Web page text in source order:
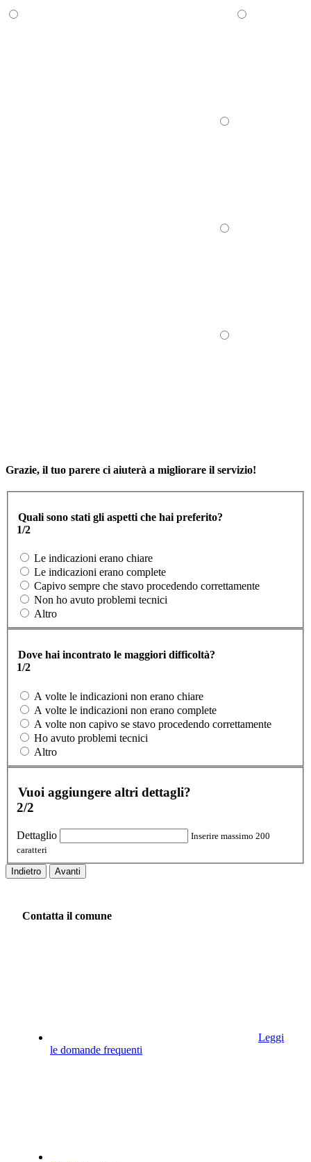
Grazie, il tuo parere ci aiuterà a migliorare il servizio!
Quali sono stati gli aspetti che hai preferito?
1/2
Le indicazioni erano chiare
Le indicazioni erano complete
Capivo sempre che stavo procedendo correttamente
Non ho avuto problemi tecnici
Altro
Dove hai incontrato le maggiori difficoltà?
1/2
A volte le indicazioni non erano chiare
A volte le indicazioni non erano complete
A volte non capivo se stavo procedendo correttamente
Ho avuto problemi tecnici
Altro
Vuoi aggiungere altri dettagli?
2/2
Dettaglio
Inserire massimo 200
caratteri
Indietro Avanti
Contatta il comune
Leggi
le domande frequenti